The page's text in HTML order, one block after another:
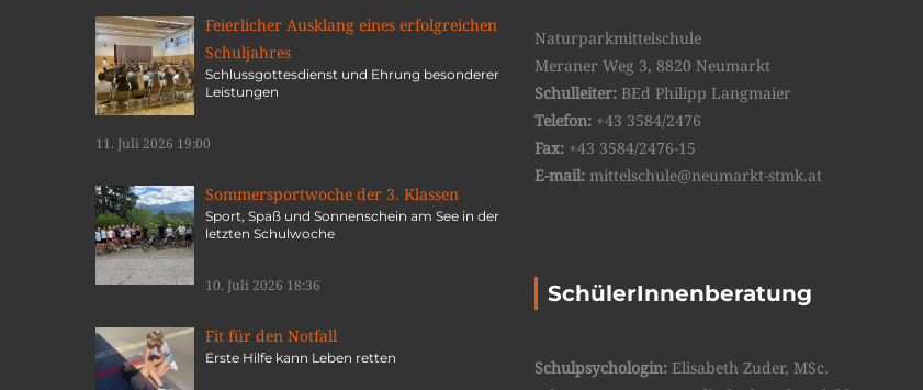
Feierlicher Ausklang eines erfolgreichen
Schuljahres
Schlussgottesdienst und Ehrung besonderer
Leistungen
11. Juli 2026 19:00
Sommersportwoche der 3. Klassen
Sport, Spaß und Sonnenschein am See in der
letzten Schulwoche
10. Juli 2026 18:36
Fit für den Notfall
Erste Hilfe kann Leben retten
Naturparkmittelschule
Meraner Weg 3, 8820 Neumarkt
Schulleiter: BEd Philipp Langmaier
Telefon: +43 3584/2476
Fax: +43 3584/2476-15
E-mail: mittelschule@neumarkt-stmk.at
SchülerInnenberatung
Schulpsychologin: Elisabeth Zuder, MSc.